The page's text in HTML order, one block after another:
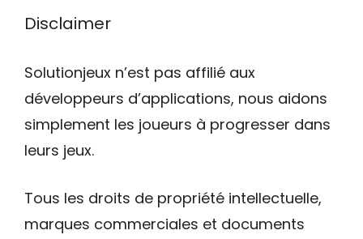
Disclaimer
Solutionjeux n’est pas affilié aux
développeurs d’applications, nous aidons
simplement les joueurs à progresser dans
leurs jeux.
Tous les droits de propriété intellectuelle,
marques commerciales et documents